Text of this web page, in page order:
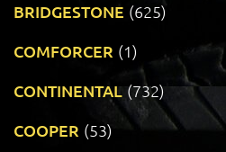
BRIDGESTONE (625)
COMFORCER (1)
CONTINENTAL (732)
COOPER (53)